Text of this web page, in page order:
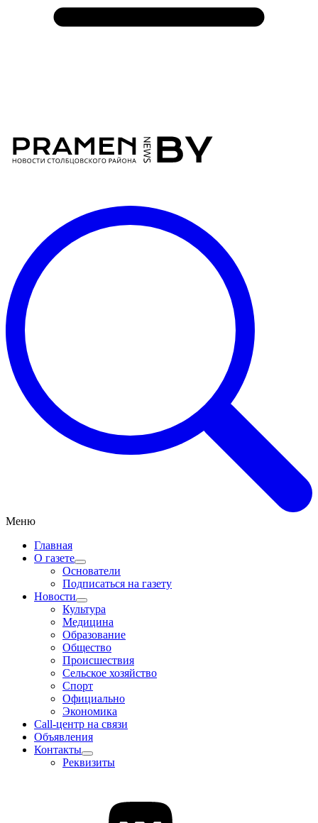
Меню
Главная
О газете
Основатели
Подписаться на газету
Новости
Культура
Медицина
Образование
Общество
Происшествия
Сельское хозяйство
Спорт
Официально
Экономика
Call-центр на связи
Объявления
Контакты
Реквизиты